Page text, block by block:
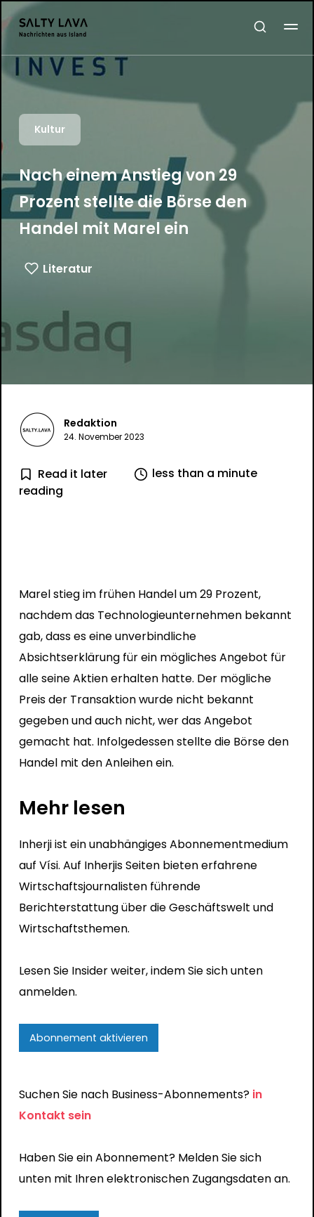
Kultur
Nach einem Anstieg von 29
Prozent stellte die Börse den
Handel mit Marel ein
Literatur
Redaktion
24. November 2023
Read it later
less than a minute
reading
Marel stieg im frühen Handel um 29 Prozent,
nachdem das Technologieunternehmen bekannt
gab, dass es eine unverbindliche
Absichtserklärung für ein mögliches Angebot für
alle seine Aktien erhalten hatte. Der mögliche
Preis der Transaktion wurde nicht bekannt
gegeben und auch nicht, wer das Angebot
gemacht hat. Infolgedessen stellte die Börse den
Handel mit den Anleihen ein.
Mehr lesen
Inherji ist ein unabhängiges Abonnementmedium
auf Vísi. Auf Inherjis Seiten bieten erfahrene
Wirtschaftsjournalisten führende
Berichterstattung über die Geschäftswelt und
Wirtschaftsthemen.
Lesen Sie Insider weiter, indem Sie sich unten
anmelden.
Abonnement aktivieren
Suchen Sie nach Business-Abonnements? in
Kontakt sein
Haben Sie ein Abonnement? Melden Sie sich
unten mit Ihren elektronischen Zugangsdaten an.